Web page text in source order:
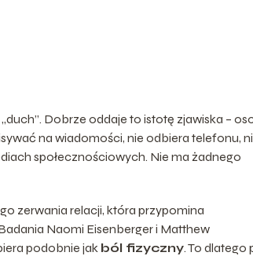
„duch”. Dobrze oddaje to istotę zjawiska –
na wiadomości, nie odbiera telefonu,
społecznościowych. Nie ma żadnego
zerwania relacji, która przypomina
Naomi Eisenberger i Matthew
podobnie jak ból fizyczny. To dlatego